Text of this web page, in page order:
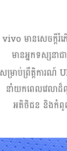
vivo មានសេចក្តី
មានអ្នកទស្សនា
សម្រាប់ព្រឹត្តិការណ៍
នាំយកពេលវេលាដ៏
អតិថិជន និងកំពូ